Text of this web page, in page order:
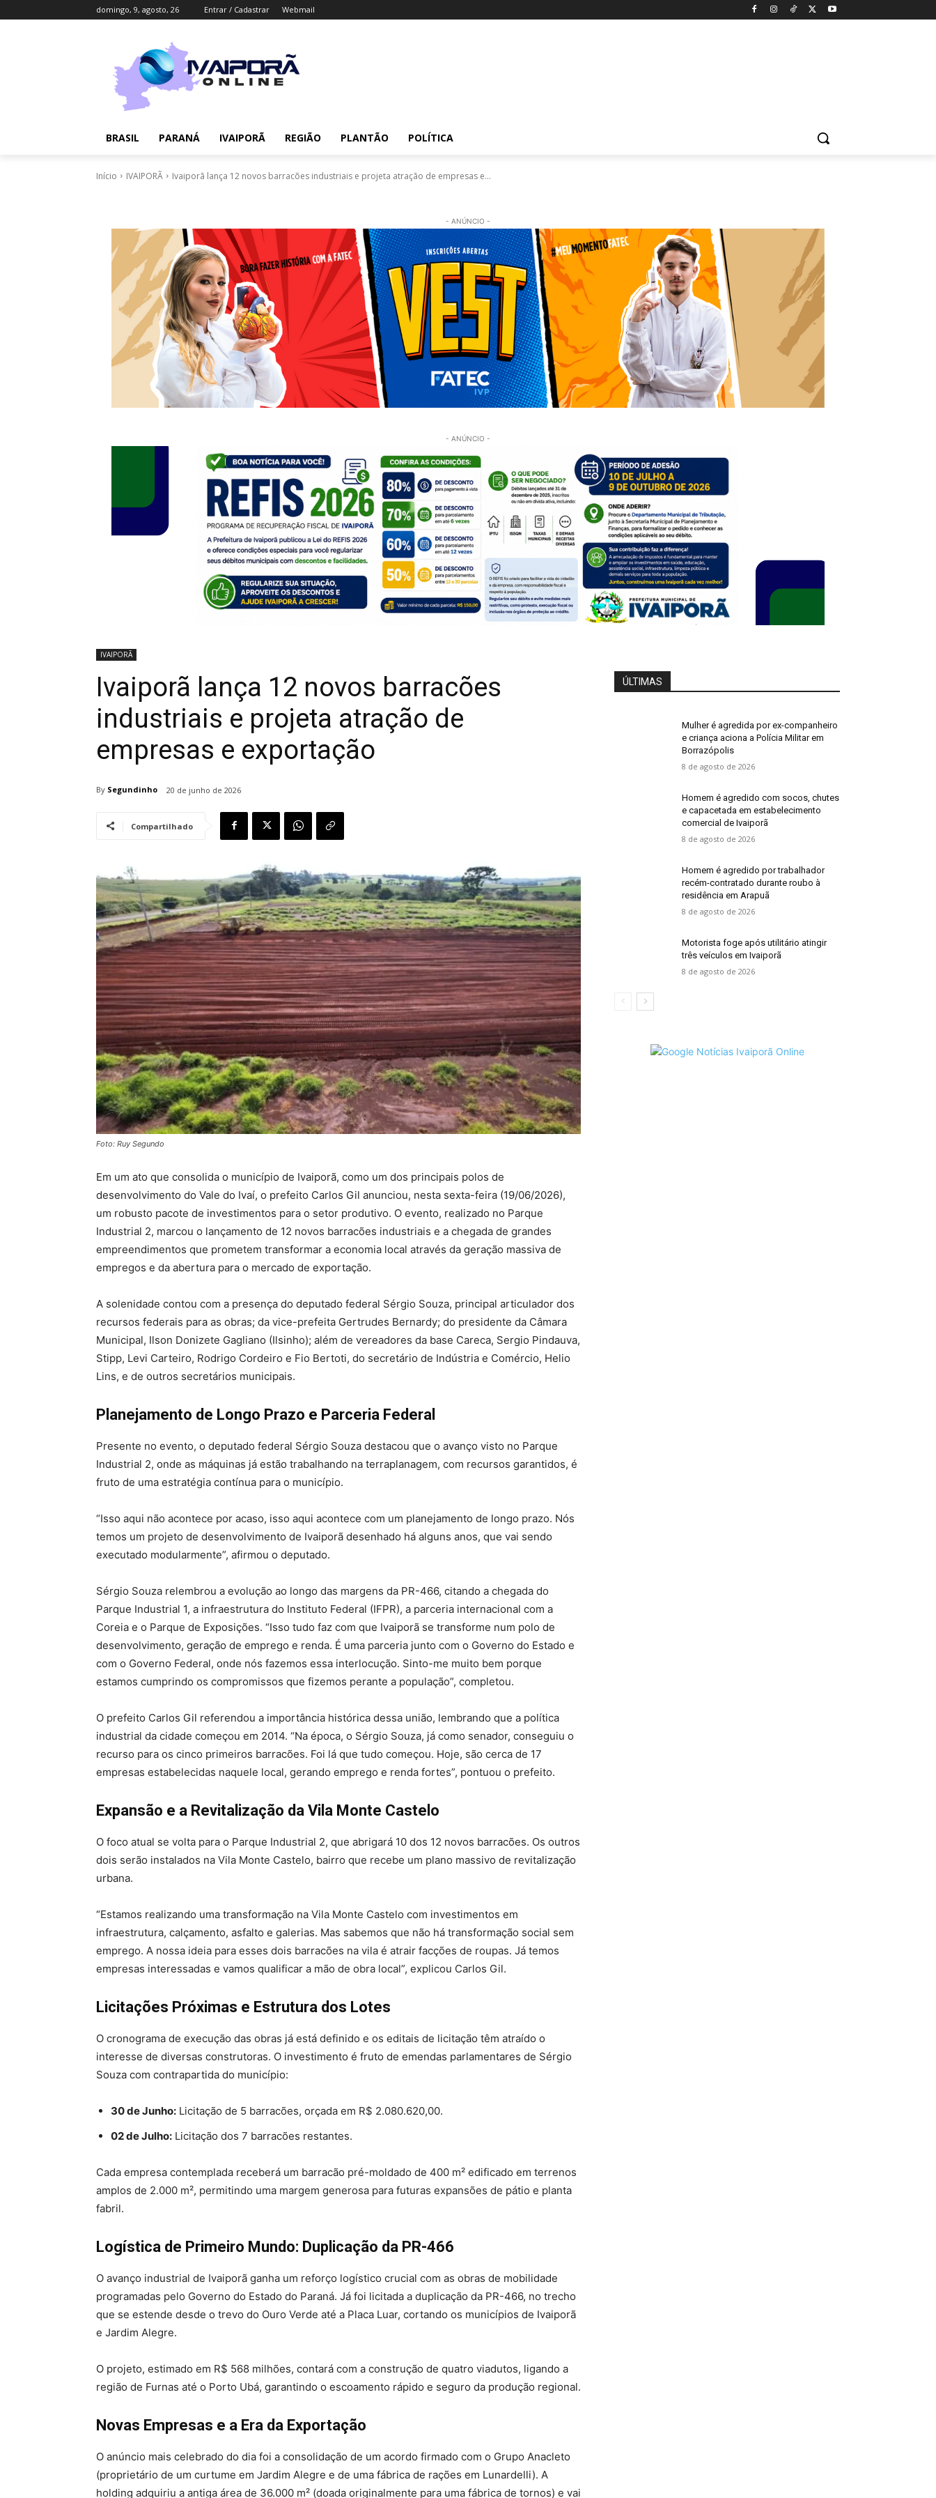
domingo, 9, agosto, 26 Entrar / Cadastrar Webmail
BRASIL PARANÁ IVAIPORÃ REGIÃO PLANTÃO POLÍTICA
Início IVAIPORÃ Ivaiporã lança 12 novos barracões industriais e projeta atração de empresas e...
- ANÚNCIO -
- ANÚNCIO -
IVAIPORÃ
Ivaiporã lança 12 novos barracões
industriais e projeta atração de
empresas e exportação
By Segundinho 20 de junho de 2026
Compartilhado
Foto: Ruy Segundo
Em um ato que consolida o município de Ivaiporã, como um dos principais polos de
desenvolvimento do Vale do Ivaí, o prefeito Carlos Gil anunciou, nesta sexta-feira (19/06/2026),
um robusto pacote de investimentos para o setor produtivo. O evento, realizado no Parque
Industrial 2, marcou o lançamento de 12 novos barracões industriais e a chegada de grandes
empreendimentos que prometem transformar a economia local através da geração massiva de
empregos e da abertura para o mercado de exportação.
A solenidade contou com a presença do deputado federal Sérgio Souza, principal articulador dos
recursos federais para as obras; da vice-prefeita Gertrudes Bernardy; do presidente da Câmara
Municipal, Ilson Donizete Gagliano (Ilsinho); além de vereadores da base Careca, Sergio Pindauva,
Stipp, Levi Carteiro, Rodrigo Cordeiro e Fio Bertoti, do secretário de Indústria e Comércio, Helio
Lins, e de outros secretários municipais.
Planejamento de Longo Prazo e Parceria Federal
Presente no evento, o deputado federal Sérgio Souza destacou que o avanço visto no Parque
Industrial 2, onde as máquinas já estão trabalhando na terraplanagem, com recursos garantidos, é
fruto de uma estratégia contínua para o município.
“Isso aqui não acontece por acaso, isso aqui acontece com um planejamento de longo prazo. Nós
temos um projeto de desenvolvimento de Ivaiporã desenhado há alguns anos, que vai sendo
executado modularmente”, afirmou o deputado.
Sérgio Souza relembrou a evolução ao longo das margens da PR-466, citando a chegada do
Parque Industrial 1, a infraestrutura do Instituto Federal (IFPR), a parceria internacional com a
Coreia e o Parque de Exposições. “Isso tudo faz com que Ivaiporã se transforme num polo de
desenvolvimento, geração de emprego e renda. É uma parceria junto com o Governo do Estado e
com o Governo Federal, onde nós fazemos essa interlocução. Sinto-me muito bem porque
estamos cumprindo os compromissos que fizemos perante a população”, completou.
O prefeito Carlos Gil referendou a importância histórica dessa união, lembrando que a política
industrial da cidade começou em 2014. “Na época, o Sérgio Souza, já como senador, conseguiu o
recurso para os cinco primeiros barracões. Foi lá que tudo começou. Hoje, são cerca de 17
empresas estabelecidas naquele local, gerando emprego e renda fortes”, pontuou o prefeito.
Expansão e a Revitalização da Vila Monte Castelo
O foco atual se volta para o Parque Industrial 2, que abrigará 10 dos 12 novos barracões. Os outros
dois serão instalados na Vila Monte Castelo, bairro que recebe um plano massivo de revitalização
urbana.
“Estamos realizando uma transformação na Vila Monte Castelo com investimentos em
infraestrutura, calçamento, asfalto e galerias. Mas sabemos que não há transformação social sem
emprego. A nossa ideia para esses dois barracões na vila é atrair facções de roupas. Já temos
empresas interessadas e vamos qualificar a mão de obra local”, explicou Carlos Gil.
Licitações Próximas e Estrutura dos Lotes
O cronograma de execução das obras já está definido e os editais de licitação têm atraído o
interesse de diversas construtoras. O investimento é fruto de emendas parlamentares de Sérgio
Souza com contrapartida do município:
30 de Junho: Licitação de 5 barracões, orçada em R$ 2.080.620,00.
02 de Julho: Licitação dos 7 barracões restantes.
Cada empresa contemplada receberá um barracão pré-moldado de 400 m² edificado em terrenos
amplos de 2.000 m², permitindo uma margem generosa para futuras expansões de pátio e planta
fabril.
Logística de Primeiro Mundo: Duplicação da PR-466
O avanço industrial de Ivaiporã ganha um reforço logístico crucial com as obras de mobilidade
programadas pelo Governo do Estado do Paraná. Já foi licitada a duplicação da PR-466, no trecho
que se estende desde o trevo do Ouro Verde até a Placa Luar, cortando os municípios de Ivaiporã
e Jardim Alegre.
O projeto, estimado em R$ 568 milhões, contará com a construção de quatro viadutos, ligando a
região de Furnas até o Porto Ubá, garantindo o escoamento rápido e seguro da produção regional.
Novas Empresas e a Era da Exportação
O anúncio mais celebrado do dia foi a consolidação de um acordo firmado com o Grupo Anacleto
(proprietário de um curtume em Jardim Alegre e de uma fábrica de rações em Lunardelli). A
holding adquiriu a antiga área de 36.000 m² (doada originalmente para uma fábrica de tornos) e vai
ÚLTIMAS
Mulher é agredida por ex-companheiro
e criança aciona a Polícia Militar em
Borrazópolis
8 de agosto de 2026
Homem é agredido com socos, chutes
e capacetada em estabelecimento
comercial de Ivaiporã
8 de agosto de 2026
Homem é agredido por trabalhador
recém-contratado durante roubo à
residência em Arapuã
8 de agosto de 2026
Motorista foge após utilitário atingir
três veículos em Ivaiporã
8 de agosto de 2026